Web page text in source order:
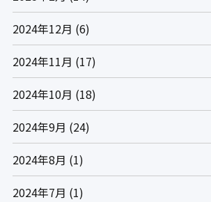
2024年12月 (6)
2024年11月 (17)
2024年10月 (18)
2024年9月 (24)
2024年8月 (1)
2024年7月 (1)